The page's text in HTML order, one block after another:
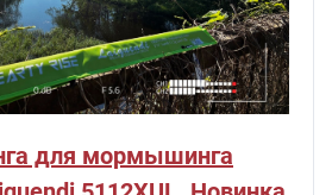
для мормышинга